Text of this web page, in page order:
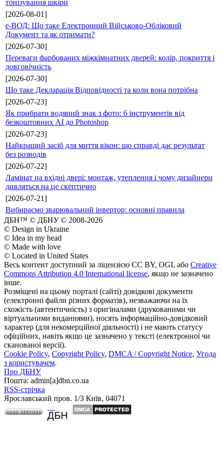
тонізування шкіри
[2026-08-01]
е-ВОД: Що таке Електронний Військово-Обліковий
Документ та як отримати?
[2026-07-30]
Переваги фарбованих міжкімнатних дверей: колір, покриття і
довговічність
[2026-07-30]
Що таке Декларація Відповідності та коли вона потрібна
[2026-07-23]
Як прибрати водяний знак з фото: 6 інструментів від
безкоштовних AI до Photoshop
[2026-07-23]
Найкращий засіб для миття вікон: що справді дає результат
без розводів
[2026-07-22]
Ламінат на вхідні двері: монтаж, утеплення і чому дизайнери
дивляться на це скептично
[2026-07-21]
Вибираємо зварювальний інвертор: основні правила
ДБН™ © ДБНУ © 2008-2026
© Design in Ukraine
© Idea in my head
© Made with love
© Located in United States
Весь контент доступний за ліцензією CC BY, OGL або Creative
Commons Attribution 4.0 International license, якщо не зазначено
інше.
Розміщені на цьому порталі (сайті) довідкові документи
(електронні файли різних форматів), незважаючи на їх
схожість (автентичність) з оригіналами (друкованими чи
віртуальними виданнями), носять інформаційно-довідковий
характер (для некомерційної діяльності) і не мають статусу
офіційних, навіть якщо це зазначено у тексті (електронної чи
сканованої версії).
Cookie Policy, Copyright Policy, DMCA / Copyright Notice, Угода
з користувачем.
Про ДБНУ
Пошта: admin[а]dbn.co.ua
RSS-стрічка
Ярославський пров. 1/3 Київ, 04071